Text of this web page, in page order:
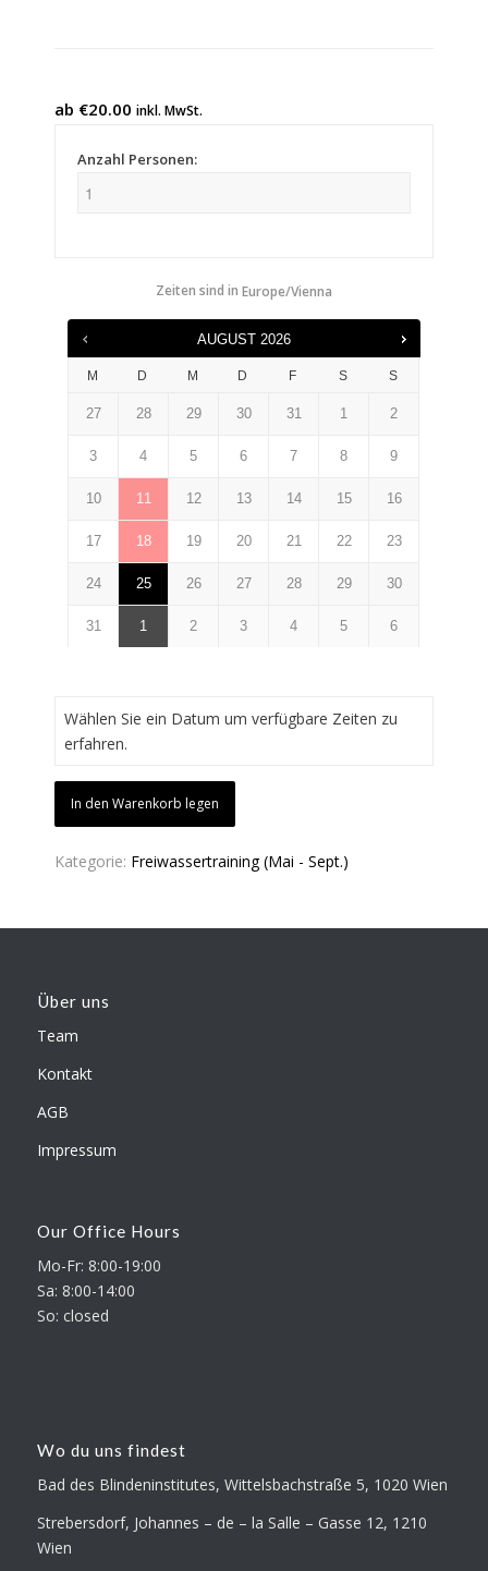
ab €20.00 inkl. MwSt.
Anzahl Personen:
Zeiten sind in Europe/Vienna
AUGUST 2026
M D M D F S S
27 28 29 30 31 1 2
3 4 5 6 7 8 9
10 11 12 13 14 15 16
17 18 19 20 21 22 23
24 25 26 27 28 29 30
31 1 2 3 4 5 6
Wählen Sie ein Datum um verfügbare Zeiten zu
erfahren.
In den Warenkorb legen
Kategorie: Freiwassertraining (Mai - Sept.)
Über uns
Team
Kontakt
AGB
Impressum
Our Office Hours
Mo-Fr: 8:00-19:00
Sa: 8:00-14:00
So: closed
Wo du uns findest
Bad des Blindeninstitutes, Wittelsbachstraße 5, 1020 Wien
Strebersdorf, Johannes – de – la Salle – Gasse 12, 1210
Wien